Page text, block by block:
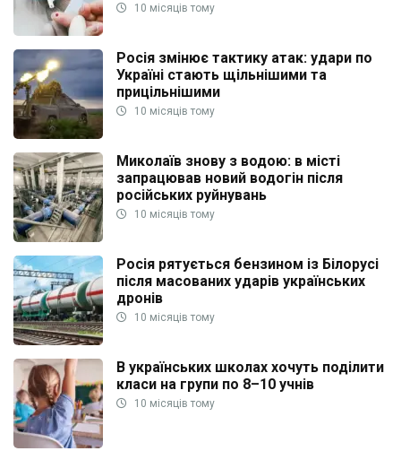
10 місяців тому
Росія змінює тактику атак: удари по
Україні стають щільнішими та
прицільнішими
10 місяців тому
Миколаїв знову з водою: в місті
запрацював новий водогін після
російських руйнувань
10 місяців тому
Росія рятується бензином із Білорусі
після масованих ударів українських
дронів
10 місяців тому
В українських школах хочуть поділити
класи на групи по 8–10 учнів
10 місяців тому